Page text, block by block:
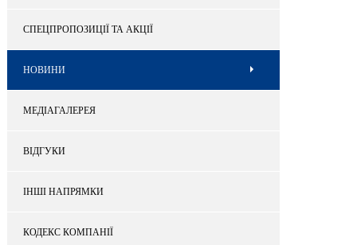
СПЕЦПРОПОЗИЦІЇ ТА АКЦІЇ
НОВИНИ
МЕДІАГАЛЕРЕЯ
ВІДГУКИ
ІНШІ НАПРЯМКИ
КОДЕКС КОМПАНІЇ